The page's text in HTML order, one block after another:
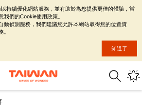
持續優化網站服務，並有助於為您提供更佳的體驗，當
我們的Cookie使用政策。
動偵測服務，我們建議您允許本網站取得您的位置資
。
知道了